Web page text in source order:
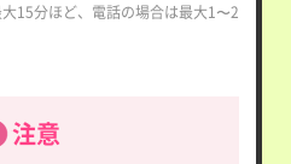
15分ほど、電話の場合は最大1〜2
注意